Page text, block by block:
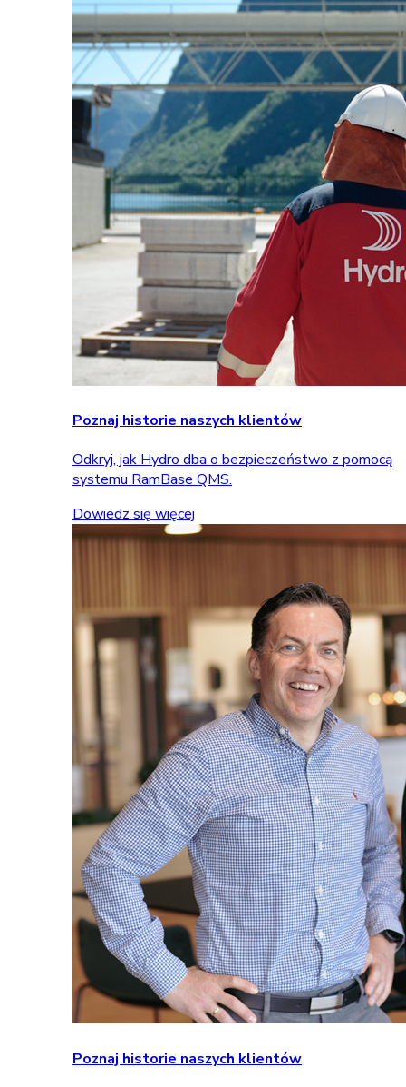
Poznaj historie naszych klientów
Odkryj, jak Hydro dba o bezpieczeństwo z pomocą
systemu RamBase QMS.
Dowiedz się więcej
Poznaj historie naszych klientów